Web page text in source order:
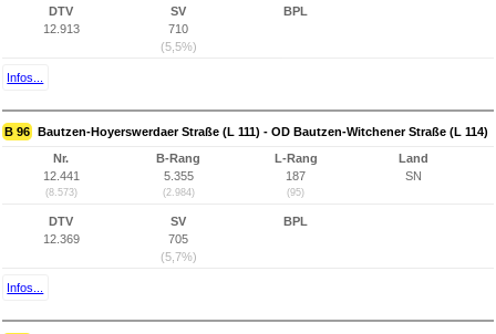
DTV
12.913
SV
710
(5,5%)
BPL
Infos...
B 96 Bautzen-Hoyerswerdaer Straße (L 111) - OD Bautzen-Witchener Straße (L 114)
Nr.
12.441
(8.573)
B-Rang
5.355
(2.984)
L-Rang
187
(95)
Land
SN
DTV
12.369
SV
705
(5,7%)
BPL
Infos...